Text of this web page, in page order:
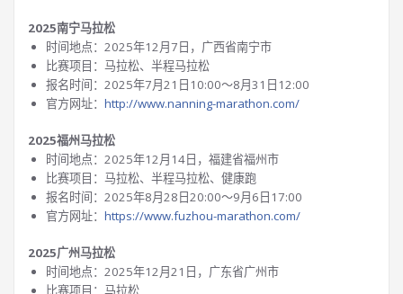
2025南宁马拉松
时间地点：2025年12月7日，广西省南宁市
比赛项目：马拉松、半程马拉松
报名时间：2025年7月21日10:00～8月31日12:00
官方网址： http://www.nanning-marathon.com/
2025福州马拉松
时间地点：2025年12月14日，福建省福州市
比赛项目：马拉松、半程马拉松、健康跑
报名时间：2025年8月28日20:00～9月6日17:00
官方网址： https://www.fuzhou-marathon.com/
2025广州马拉松
时间地点：2025年12月21日，广东省广州市
比赛项目：马拉松